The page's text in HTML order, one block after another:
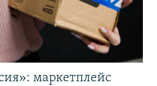
маркетплейс